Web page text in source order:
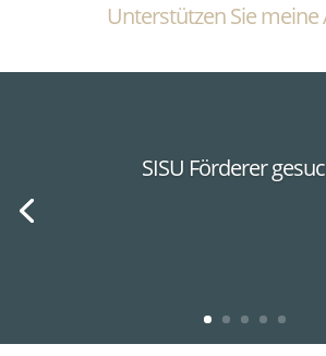
Unterstützen Sie meine
SISU Förderer